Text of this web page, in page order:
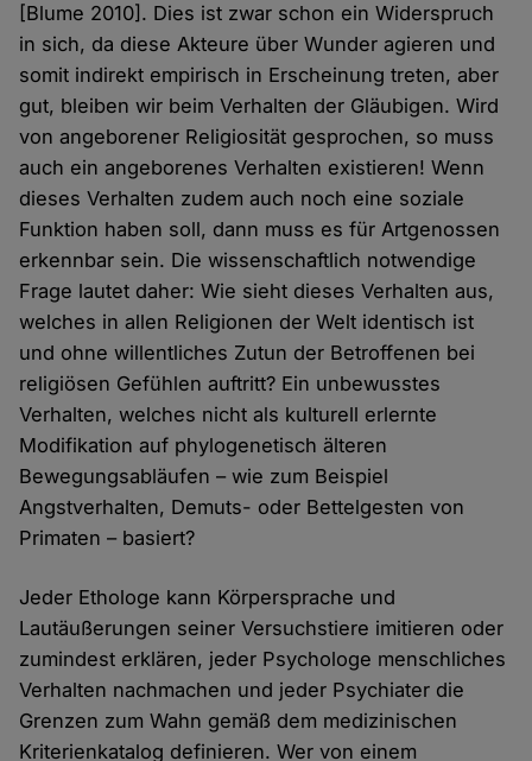
[Blume 2010]. Dies ist zwar schon ein Widerspruch
in sich, da diese Akteure über Wunder agieren und
somit indirekt empirisch in Erscheinung treten, aber
gut, bleiben wir beim Verhalten der Gläubigen. Wird
von angeborener Religiosität gesprochen, so muss
auch ein angeborenes Verhalten existieren! Wenn
dieses Verhalten zudem auch noch eine soziale
Funktion haben soll, dann muss es für Artgenossen
erkennbar sein. Die wissenschaftlich notwendige
Frage lautet daher: Wie sieht dieses Verhalten aus,
welches in allen Religionen der Welt identisch ist
und ohne willentliches Zutun der Betroffenen bei
religiösen Gefühlen auftritt? Ein unbewusstes
Verhalten, welches nicht als kulturell erlernte
Modifikation auf phylogenetisch älteren
Bewegungsabläufen – wie zum Beispiel
Angstverhalten, Demuts- oder Bettelgesten von
Primaten – basiert?
Jeder Ethologe kann Körpersprache und
Lautäußerungen seiner Versuchstiere imitieren oder
zumindest erklären, jeder Psychologe menschliches
Verhalten nachmachen und jeder Psychiater die
Grenzen zum Wahn gemäß dem medizinischen
Kriterienkatalog definieren. Wer von einem